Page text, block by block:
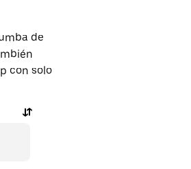
de
con solo